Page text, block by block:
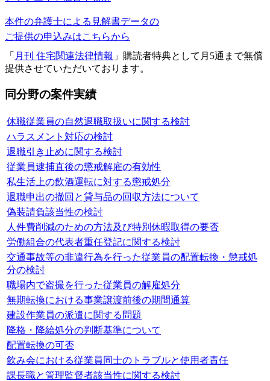
本件の弁護士による見解書データの
ご提供の申込みはこちらから
「 月刊 住宅関連法律情報 」購読者特典として月5通まで無償
提供させていただいております。
同分野の案件実績
休職従業員の自然退職取扱いに関する検討
ハラスメント対応の検討
退職引き止めに関する検討
従業員逮捕直後の懲戒解雇の有効性
私生活上の飲酒運転に対する懲戒処分
退職申出の撤回と貸与品の回収方法について
偽装請負該当性の検討
人件費削減のための方法及び特別休暇取得の要否
労働組合の代表者重任登記に関する検討
交通事故等の非違行為を行った従業員の配置転換・懲戒処
分の検討
職場内で盗撮を行った従業員の解雇処分
無期転換における事業譲渡前後の期間通算
建設作業員の派遣に関する問題
降格・降給処分の判断基準について
配置転換の可否
飲み会における従業員同士のトラブルと使用者責任
課長職と管理監督者該当性に関する検討